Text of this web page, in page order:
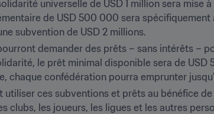
universelle de USD 1 million sera mise
de USD 500 000 sera
subvention de USD 2 millions.
demander des prêts – sans intérêts –
le prêt minimal disponible sera de
chaque confédération pourra emprunter
utiliser ces subventions et prêts au bénéfice
clubs, les joueurs, les ligues et les autres